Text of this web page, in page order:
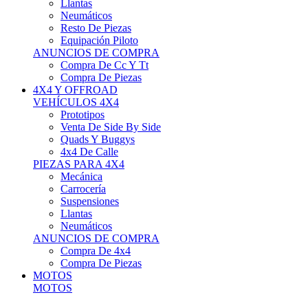
Resto De Piezas
Equipación Piloto
ANUNCIOS DE COMPRA
Compra De Cc Y Tt
Compra De Piezas
4X4 Y OFFROAD
VEHÍCULOS 4X4
Prototipos
Venta De Side By Side
Quads Y Buggys
4x4 De Calle
PIEZAS PARA 4X4
Mecánica
Carrocería
Suspensiones
Llantas
Neumáticos
ANUNCIOS DE COMPRA
Compra De 4x4
Compra De Piezas
MOTOS
MOTOS
Motos De Circuito